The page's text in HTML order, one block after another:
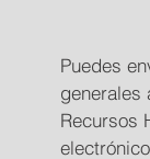
Puedes
generales
Recursos